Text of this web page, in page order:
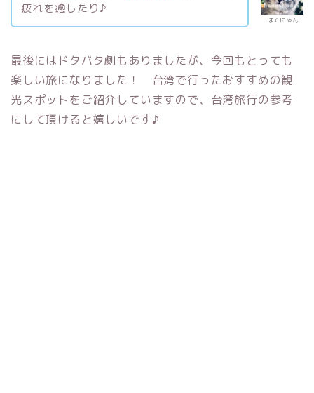
はてにゃん
疲れを癒したり♪
最後にはドタバタ劇もありましたが、今回もとっても
楽しい旅になりました！ 台湾で行ったおすすめの観
光スポットをご紹介していますので、台湾旅行の参考
にして頂けると嬉しいです♪